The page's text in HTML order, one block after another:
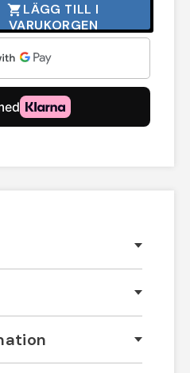
shopping_cart LÄGG TILL I
VARUKORGEN